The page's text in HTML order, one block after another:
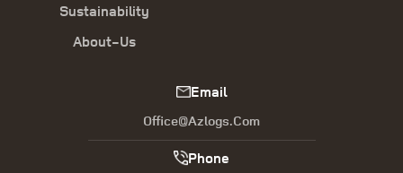
Sustainability
About-Us
Email
Office@azlogs.com
Phone